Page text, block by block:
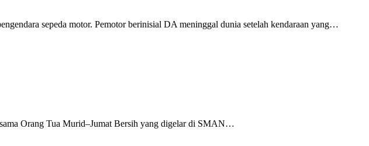
sepeda motor. Pemotor berinisial DA meninggal dunia setelah kendaraan yang…
Orang Tua Murid–Jumat Bersih yang digelar di SMAN…